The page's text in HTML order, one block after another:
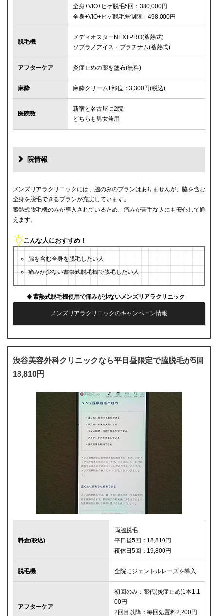
全身+VIO+ヒゲ脱毛5回：380,000円
全身+VIO+ヒゲ脱毛無制限：498,000円
脱毛機
メディオスターNEXTPRO(蓄熱式)
ソプラノアイス・プラチナム(蓄熱式)
アフターケア 炎症止めの薬を塗布(無料)
麻酔 麻酔クリーム1部位：3,300円(税込)
医院数
新宿と名古屋に2院
どちらも男女兼用
院情報
メンズリアラクリニックには、脇のみのプランはありませんが、脇を含む
全身を脱毛できるプランが充実しています。
蓄熱式脱毛機のみが導入されているため、痛みが苦手な人にも安心して通
えます。
こんな人におすすめ！
脇を含む全身を脱毛したい人
痛みが少ない蓄熱式脱毛機で脱毛したい人
蓄熱式脱毛機使用で痛みが少ないメンズリアラクリニック
メンズリアラクリニックのキャンペーン情報
渋谷美容外科クリニックなら平日昼限定で脇脱毛が5回
18,810円
料金(税込)
両脇脱毛
平日昼5回：18,810円
夜休日5回：19,800円
脱毛機 全院にジェントルレーズを導入
アフターケア
初回のみ：薬代(炎症止め)1本1,1
00円
2回目以降：毎回処置料2,200円